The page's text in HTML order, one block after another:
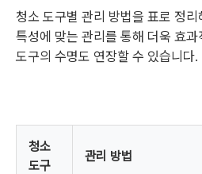
청소 도구별 관리 방법을 표로 정리
특성에 맞는 관리를 통해 더욱 효
도구의 수명도 연장할 수 있습니다.
청소
도구
관리 방법